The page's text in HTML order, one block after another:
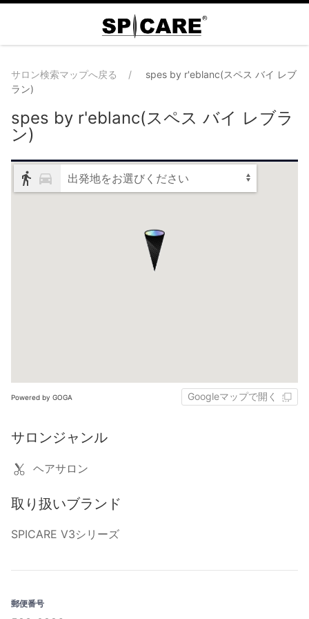
サロン検索マップへ戻る
spes by r'eblanc(スペス バイ レブ
ラン)
spes by r'eblanc(スペス バイ レブラ
ン)
出発地をお選びください
Powered by GOGA Googleマップで開く
サロンジャンル
ヘアサロン
取り扱いブランド
SPICARE V3シリーズ
郵便番号